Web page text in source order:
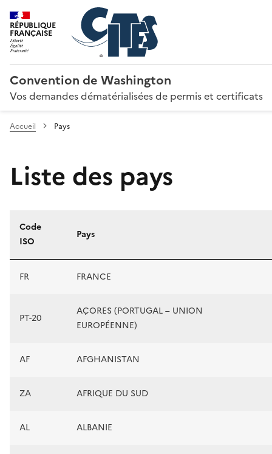
RÉPUBLIQUE
FRANÇAISE
Convention de Washington
Vos demandes dématérialisées de permis et certificats
Accueil Pays
Liste des pays
Liste des pays
Code
ISO
Pays
FR FRANCE
PT-20
AÇORES (PORTUGAL – UNION
EUROPÉENNE)
AF AFGHANISTAN
ZA AFRIQUE DU SUD
AL ALBANIE